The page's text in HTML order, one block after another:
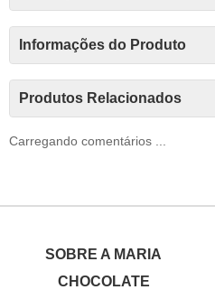
Informações do Produto
Produtos Relacionados
Carregando comentários ...
SOBRE A MARIA
CHOCOLATE